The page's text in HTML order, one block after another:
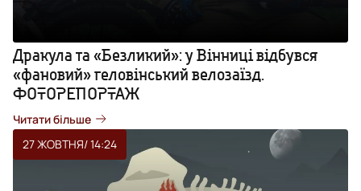
Дракула та «Безликий»: у Вінниці відбувся
«фановий» геловінський велозаїзд.
ФОТОРЕПОРТАЖ
Читати більше
27 ЖОВТНЯ/ 14:24